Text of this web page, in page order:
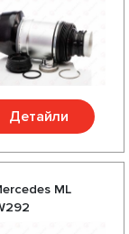
от доверени
се на
асортимент и
Mercedes
Детайли
ML